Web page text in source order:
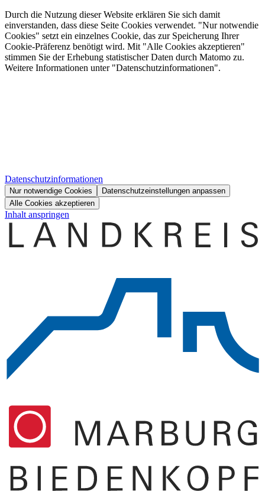
Durch die Nutzung dieser Website erklären Sie sich damit
einverstanden, dass diese Seite Cookies verwendet. "Nur notwendie
Cookies" setzt ein einzelnes Cookie, das zur Speicherung Ihrer
Cookie-Präferenz benötigt wird. Mit "Alle Cookies akzeptieren"
stimmen Sie der Erhebung statistischer Daten durch Matomo zu.
Weitere Informationen unter "Datenschutzinformationen".
Datenschutzinformationen
Nur notwendige Cookies
Datenschutzeinstellungen anpassen
Alle Cookies akzeptieren
Inhalt anspringen